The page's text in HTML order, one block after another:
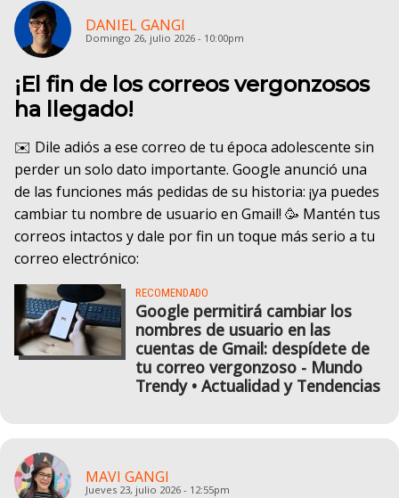
DANIEL GANGI
Domingo 26, julio 2026 - 10:00pm
¡El fin de los correos vergonzosos
ha llegado!
✉️ Dile adiós a ese correo de tu época adolescente sin
perder un solo dato importante. Google anunció una
de las funciones más pedidas de su historia: ¡ya puedes
cambiar tu nombre de usuario en Gmail! 🥳 Mantén tus
correos intactos y dale por fin un toque más serio a tu
correo electrónico:
RECOMENDADO
Google permitirá cambiar los
nombres de usuario en las
cuentas de Gmail: despídete de
tu correo vergonzoso - Mundo
Trendy • Actualidad y Tendencias
MAVI GANGI
Jueves 23, julio 2026 - 12:55pm